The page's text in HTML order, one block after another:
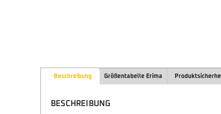
Beschreibung Größentabelle Erima
BESCHREIBUNG